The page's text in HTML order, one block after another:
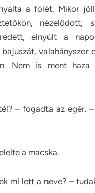
a fölét. Mikor
nézelődött,
elnyúlt a
valahányszor
Nem is ment haza
– fogadta az egér.
a macska.
mi lett a neve? –